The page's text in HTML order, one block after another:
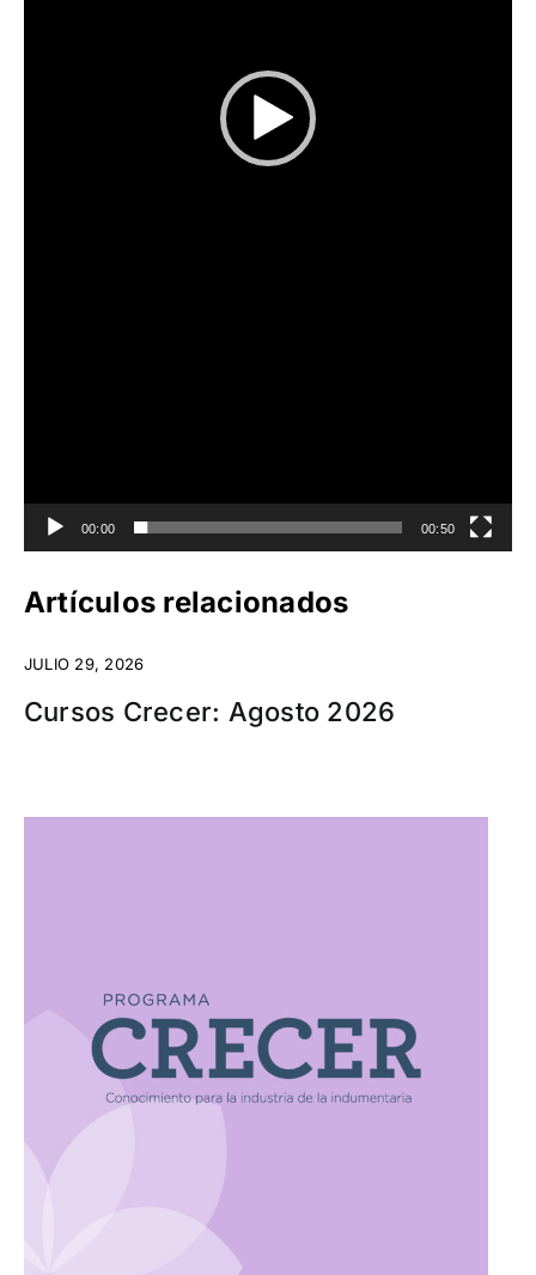
00:00 00:50
Artículos relacionados
JULIO 29, 2026
Cursos Crecer: Agosto 2026